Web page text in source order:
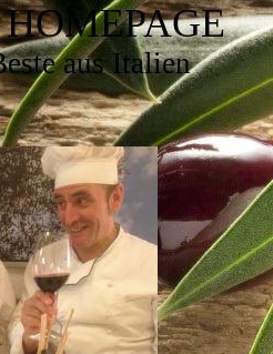
aus Italien